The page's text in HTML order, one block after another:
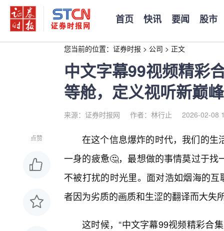
首页 快讯 要闻 股市
您当前的位置： 证券时报 > 公司 > 正文
中文字幕99视频精彩
等舱，定义视听新巅峰
来源：证券时报网 作者：林行止 2026-02-08
点赞
在这个信息爆炸的时代，我们的生
一身的疲惫🤔，最想做的事情莫过于
不被打扰的时光里。面对浩如烟海的
者因为劣质的画质和生涩的翻译而大失
这时候，“中文字幕99视频精彩合